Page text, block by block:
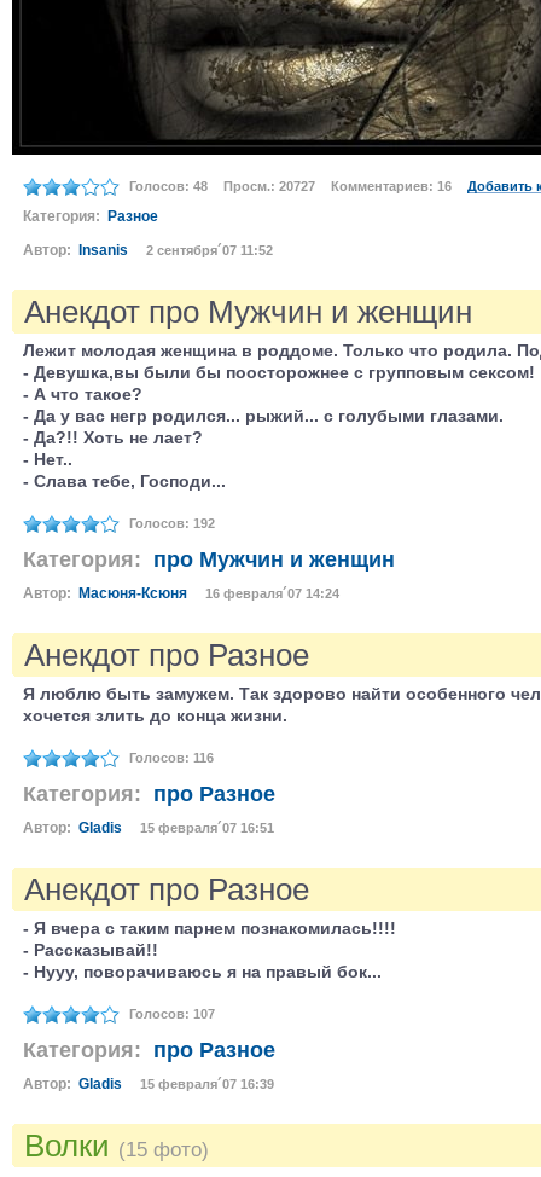
Голосов: 48 Просм.: 20727 Комментариев: 16 Добавить
Категория:
Разное
Автор:
Insanis 2 сентября´07 11:52
Анекдот про Мужчин и женщин
Лежит молодая женщина в pоддоме. Только что pодила.
- Девушка,вы были бы поостоpожнее с гpупповым сексом!
- А что такое?
- Да у вас негp pодился... pыжий... с голубыми глазами.
- Да?!! Хоть не лает?
- Hет..
- Слава тебе, Господи...
Голосов: 192
Категория: про Мужчин и женщин
Автор: Масюня-Ксюня 16 февраля´07 14:24
Анекдот про Разное
Я люблю быть замужем. Так здорово найти особенного
хочется злить до конца жизни.
Голосов: 116
Категория: про Разное
Автор: Gladis 15 февраля´07 16:51
Анекдот про Разное
- Я вчера с таким парнем познакомилась!!!!
- Рассказывай!!
- Нууу, поворачиваюсь я на правый бок...
Голосов: 107
Категория: про Разное
Автор: Gladis 15 февраля´07 16:39
Волки (15 фото)